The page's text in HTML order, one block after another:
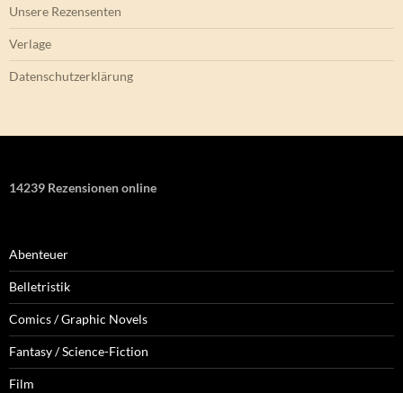
Unsere Rezensenten
Verlage
Datenschutzerklärung
14239 Rezensionen online
Abenteuer
Belletristik
Comics / Graphic Novels
Fantasy / Science-Fiction
Film